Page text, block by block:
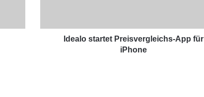
a
Idealo startet Preisvergleichs-App für
iPhone